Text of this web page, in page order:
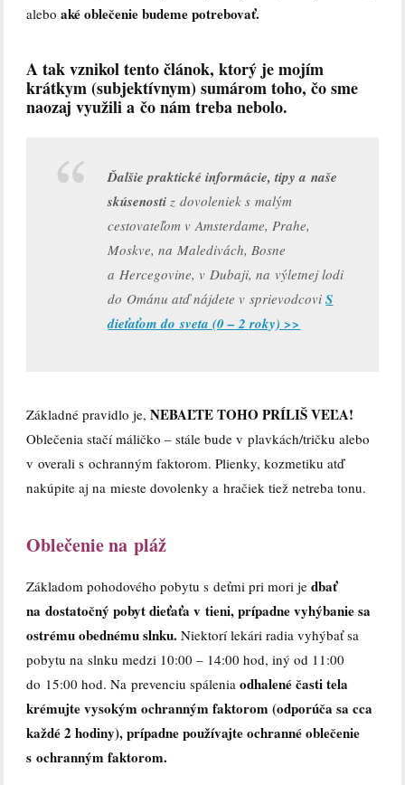
aleboaké oblečenie budeme potrebovať.
A tak vznikol tento článok, ktorý je mojím
krátkym (subjektívnym) sumárom toho, čo sme
naozaj využili a čo nám treba nebolo.
Ďalšie praktické informácie, tipy a naše
skúsenosti z dovoleniek s malým
cestovateľom v Amsterdame, Prahe,
Moskve, na Maledivách, Bosne
a Hercegovine, v Dubaji, na výletnej lodi
do Ománu atď nájdete v sprievodcoviS
dieťaťom do sveta (0 – 2 roky) >>
Základné pravidlo je,NEBAĽTE TOHO PRÍLIŠ VEĽA!
Oblečenia stačí máličko – stále bude v plavkách/tričku alebo
v overali s ochranným faktorom. Plienky, kozmetiku atď
nakúpite aj na mieste dovolenky a hračiek tiež netreba tonu.
Oblečenie na pláž
Základom pohodového pobytu s deťmi pri mori jedbať
na dostatočný pobyt dieťaťa v tieni, prípadne vyhýbanie sa
ostrému obednému slnku.Niektorí lekári radia vyhýbať sa
pobytu na slnku medzi 10:00 – 14:00 hod, iný od 11:00
do 15:00 hod. Na prevenciu spáleniaodhalené časti tela
krémujte vysokým ochranným faktorom (odporúča sa cca
každé 2 hodiny), prípadne používajte ochranné oblečenie
s ochranným faktorom.